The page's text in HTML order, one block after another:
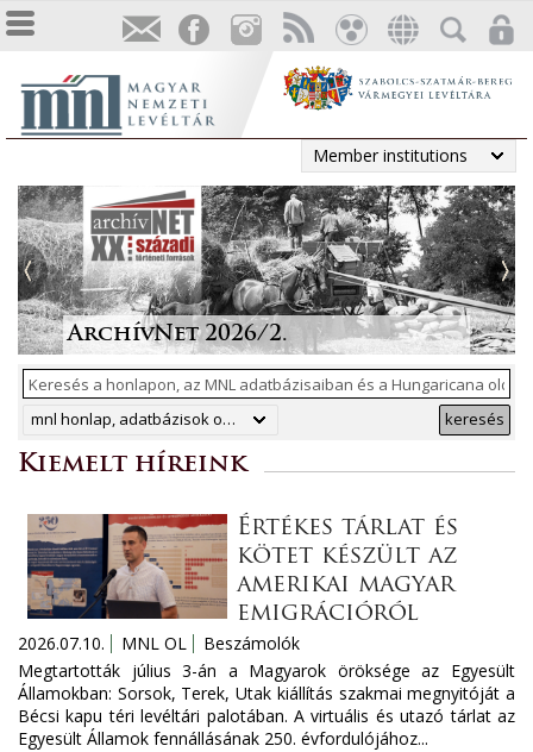
Member institutions
Irodalmi folyóiratok helyzete
1986-ban
Megjelent a Levéltári
Közlemények 2025. évi száma
„Lapidáris emlékek” a levéltári
anyagban
ArchívNet 2026/2.
Tájékoztatás a Pest vármegyei
állami anyakönyvi
másodpéldányok online
közzétételéről
mnl honlap, adatbázisok online, hungaricana keresés
Kiemelt híreink
Értékes tárlat és
kötet készült az
amerikai magyar
emigrációról
2026.07.10. MNL OL
Beszámolók
Megtartották július 3-án a Magyarok öröksége az Egyesült
Államokban: Sorsok, Terek, Utak kiállítás szakmai megnyitóját a
Bécsi kapu téri levéltári palotában. A virtuális és utazó tárlat az
Egyesült Államok fennállásának 250. évfordulójához...